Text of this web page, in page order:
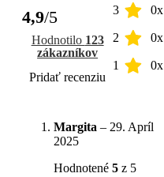
4,9/5
Hodnotilo 123
zákazníkov
Pridať recenziu
3 0x
2 0x
1 0x
Margita – 29. Apríl
2025
Hodnotené 5 z 5